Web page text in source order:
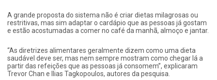
A grande proposta do sistema não é criar dietas milagrosas ou
restritivas, mas sim adaptar o cardápio que as pessoas já gostam
e estão acostumadas a comer no café da manhã, almoço e jantar.
“As diretrizes alimentares geralmente dizem como uma dieta
saudável deve ser, mas nem sempre mostram como chegar lá a
partir das refeições que as pessoas já consomem”, explicaram
Trevor Chan e Ilias Tagkopoulos, autores da pesquisa.